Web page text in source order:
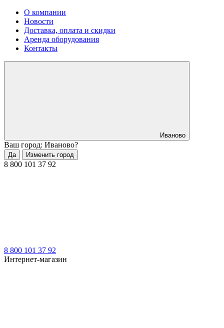
О компании
Новости
Доставка, оплата и скидки
Аренда оборудования
Контакты
Иваново
Ваш город: Иваново?
Да Изменить город
8 800 101 37 92
8 800 101 37 92
Интернет-магазин